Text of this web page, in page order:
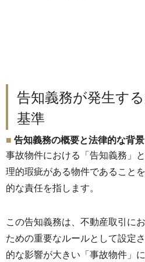
告知義務が発生す
基準
告知義務の概要と法律的な背景
事故物件における「告知義務」と
理的瑕疵がある物件であること
的な責任を指します。
この告知義務は、 不動産取引に
ための重要なルールとして設定
的な影響が大きい「事故物件」